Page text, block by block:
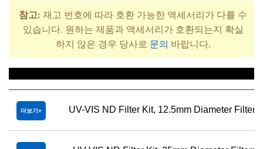
참고: 재고 번호에 따라 호환 가능한 액세서리가 다를 수
있습니다. 원하는 제품과 액세서리가 호환되는지 확실
하지 않은 경우 당사로 문의 바랍니다.
더보기 UV-VIS ND Filter Kit, 12.5mm Diameter Filters